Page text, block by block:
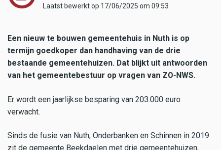
Laatst bewerkt op 17/06/2025 om 09:53
Een nieuw te bouwen gemeentehuis in Nuth is op
termijn goedkoper dan handhaving van de drie
bestaande gemeentehuizen. Dat blijkt uit antwoorden
van het gemeentebestuur op vragen van ZO-NWS.
Er wordt een jaarlijkse besparing van 203.000 euro
verwacht.
Sinds de fusie van Nuth, Onderbanken en Schinnen in 2019
zit de gemeente Beekdaelen met drie gemeentehuizen,